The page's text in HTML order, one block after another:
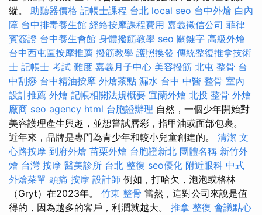
縱。 助聽器價格 記帳士課程 台北 local seo 台中外燴 白內
障 台中排毒養生館 經絡按摩課程費用 嘉義徵信公司 菲律
賓簽證 台中養生會館 身體撥筋教學 seo 關鍵字 高級外燴
台中西屯區按摩推薦 撥筋教學 護照換發 傳統整復推拿技術
士 記帳士 考試 難度 嘉義月子中心 美容撥筋 北屯 整骨 台
中刮痧 台中精油按摩 外燴茶點 漏水 台中 中醫 整骨 室內
設計推薦 外燴 記帳相關法規概要 宜蘭外燴 北投 整骨 外燴
廠商 seo agency html 台胞證辦理 自然，一個少年開始對
美容護理產生興趣，並想嘗試唇彩，指甲油或面部包裹。
近年來，品牌是專門為青少年和較小兒童創建的。 清潔 文
心路按摩 到府外燴 苗栗外燴 台胞證新北 團體名稱 新竹外
燴 台灣 按摩 醫美診所 台北 整復 seo優化 附近眼科 中式
外燴菜單 頭痛 按摩 設計師 例如，打哈欠，泡泡或格林
（Gryt）在2023年。 竹東 整骨 當然，這對公司來說是值
得的，因為越多的客戶，利潤就越大。 推拿 整復 會議點心